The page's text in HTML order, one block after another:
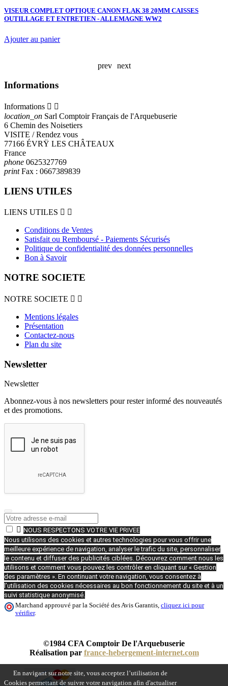
En navigant sur notre site, vous acceptez l’utilisation de
Cookies permettant de suivre votre navigation afin d'actualiser
VISEUR COMPLET OPTIQUE CANON FLAK 38 20MM CAISSES
OUTILLAGE ET ENTRETIEN - ALLEMAGNE WW2
Ajouter au panier
prev
next
Informations
Informations  
location_on Sarl Comptoir Français de l'Arquebuserie
6 Chemin des Noisetiers
VISITE / Rendez vous
77166 ÉVRŸ LES CHÂTEAUX
France
phone 0625327769
printFax : 0667389839
LIENS UTILES
LIENS UTILES  
Conditions de Ventes
Satisfait ou Remboursé - Paiements Sécurisés
Politique de confidentialité des données personnelles
Bon à Savoir
NOTRE SOCIETE
NOTRE SOCIETE  
Mentions légales
Présentation
Contactez-nous
Plan du site
Newsletter
Newsletter
Abonnez-vous à nos newsletters pour rester informé des nouveautés
et des promotions.
 NOUS RESPECTONS VOTRE VIE PRIVEE
Nous utilisons des cookies et autres technologies pour vous offrir une
meilleure expérience de navigation, analyser le trafic du site, personnaliser
le contenu et diffuser des publicités ciblées. Découvrez comment nous les
utilisons et comment vous pouvez les contrôler en cliquant sur « Gestion
des paramètres ». En continuant votre navigation, vous consentez à
l’utilisation des cookies nécessaires au bon fonctionnement du site et à un
suivi statistique anonymisé.
Marchand approuvé par la Société des Avis Garantis, cliquez ici pour
vérifier.
©1984 CFA Comptoir De l'Arquebuserie
Réalisation par france-hebergement-internet.com